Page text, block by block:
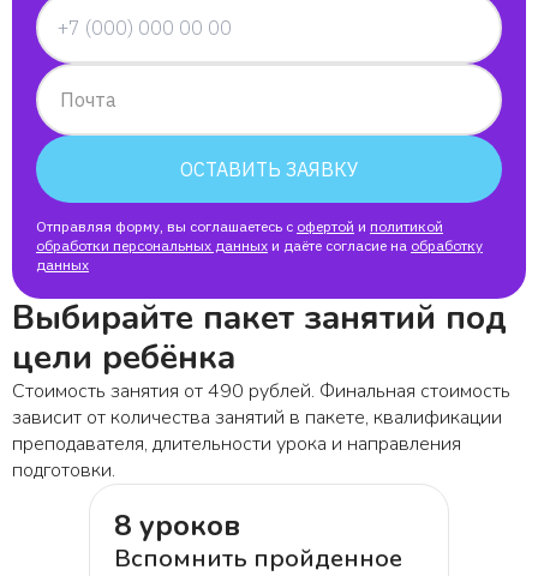
Елена
Павел
Амелия
Полина
Виктор, мама Анастасия
Почта
ОСТАВИТЬ ЗАЯВКУ
Отправляя форму, вы соглашаетесь с офертой и политикой
обработки персональных данных и даёте согласие на обработку
данных
Выбирайте пакет занятий под
цели ребёнка
Стоимость занятия от 490 рублей. Финальная стоимость
зависит от количества занятий в пакете, квалификации
преподавателя, длительности урока и направления
подготовки.
8 уроков
Вспомнить пройденное